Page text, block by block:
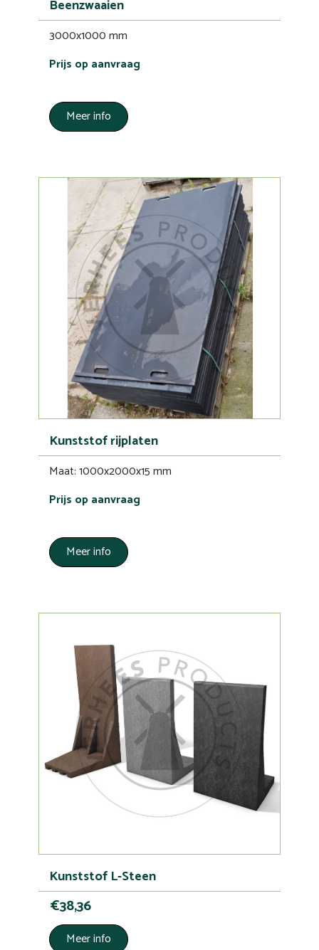
Beenzwaaien
3000x1000 mm
Prijs op aanvraag
Meer info
Kunststof rijplaten
Maat: 1000x2000x15 mm
Prijs op aanvraag
Meer info
Kunststof L-Steen
€38,36
Meer info